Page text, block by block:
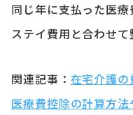
同じ年に支払った医
ステイ費用と合わせて
関連記事： 在宅介護の
医療費控除の計算方